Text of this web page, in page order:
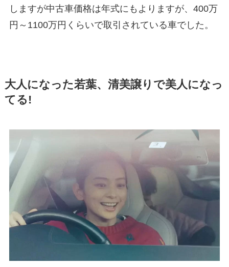
しますが中古車価格は年式にもよりますが、400万
円～1100万円くらいで取引されている車でした。
大人になった若葉、清美譲りで美人になっ
てる!